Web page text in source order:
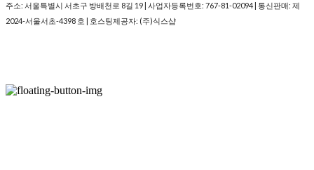
주소: 서울특별시 서초구 방배천로 8길 19 | 사업자등록번호: 767-81-02094 | 통신판매: 제
2024-서울서초-4398 호 | 호스팅제공자: (주)식스샵